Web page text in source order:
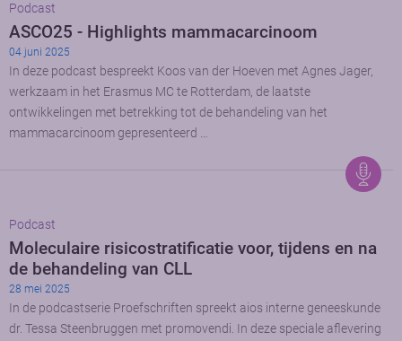
Podcast
ASCO25 - Highlights mammacarcinoom
04 juni 2025
In deze podcast bespreekt Koos van der Hoeven met Agnes Jager,
werkzaam in het Erasmus MC te Rotterdam, de laatste
ontwikkelingen met betrekking tot de behandeling van het
mammacarcinoom gepresenteerd …
Podcast
Moleculaire risicostratificatie voor, tijdens en na
de behandeling van CLL
28 mei 2025
In de podcastserie Proefschriften spreekt aios interne geneeskunde
dr. Tessa Steenbruggen met promovendi. In deze speciale aflevering